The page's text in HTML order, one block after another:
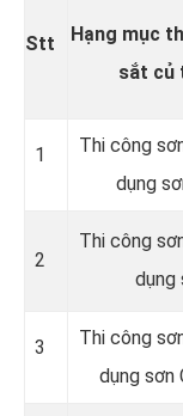
Stt
Hạng mục
sắt củ
1
Thi công
dụng
2
Thi công
dụng
3
Thi công
dụng sơn